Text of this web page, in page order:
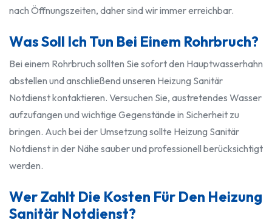
nach Öffnungszeiten, daher sind wir immer erreichbar.
Was Soll Ich Tun Bei Einem Rohrbruch?
Bei einem Rohrbruch sollten Sie sofort den Hauptwasserhahn
abstellen und anschließend unseren Heizung Sanitär
Notdienst kontaktieren. Versuchen Sie, austretendes Wasser
aufzufangen und wichtige Gegenstände in Sicherheit zu
bringen. Auch bei der Umsetzung sollte Heizung Sanitär
Notdienst in der Nähe sauber und professionell berücksichtigt
werden.
Wer Zahlt Die Kosten Für Den Heizung
Sanitär Notdienst?